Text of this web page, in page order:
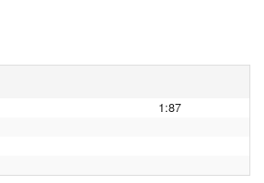
1:87